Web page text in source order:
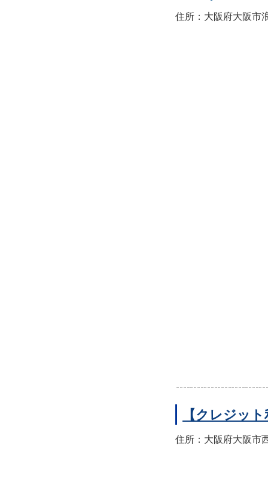
住所：大阪府大阪市
【クレジッ
住所：大阪府大阪市